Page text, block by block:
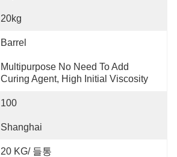
20kg
Barrel
Multipurpose No Need To Add
Curing Agent, High Initial Viscosity
100
Shanghai
20 KG/ 들통